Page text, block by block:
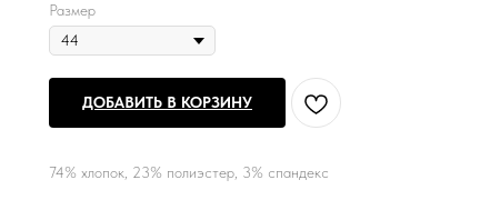
Размер
ДОБАВИТЬ В КОРЗИНУ
74% хлопок, 23% полиэстер, 3% спандекс